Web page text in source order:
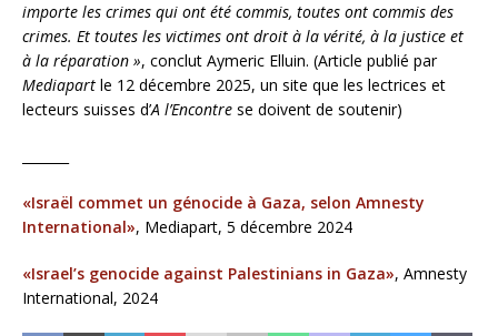
importe les crimes qui ont été commis, toutes ont commis des
crimes. Et toutes les victimes ont droit à la vérité, à la justice et
à la réparation », conclut Aymeric Elluin. (Article publié par
Mediapart le 12 décembre 2025, un site que les lectrices et
lecteurs suisses d’A l’Encontre se doivent de soutenir)
«Israël commet un génocide à Gaza, selon Amnesty
International», Mediapart, 5 décembre 2024
«Israel’s genocide against Palestinians in Gaza», Amnesty
International, 2024